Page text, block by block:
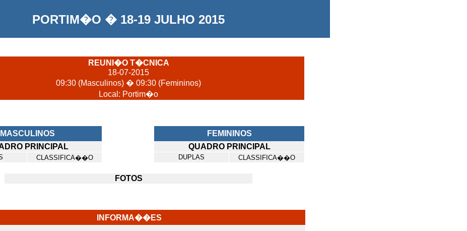
PORTIM�O � 18-19 JULHO 2015
REUNI�O T�CNICA
18-07-2015
09:30 (Masculinos) � 09:30 (Femininos)
Local: Portim�o
MASCULINOS
FEMININOS
PRINCIPAL
QUADRO PRINCIPAL
CLASSIFICA��O DUPLAS CLASSIFICA��O
FOTOS
INFORMA��ES